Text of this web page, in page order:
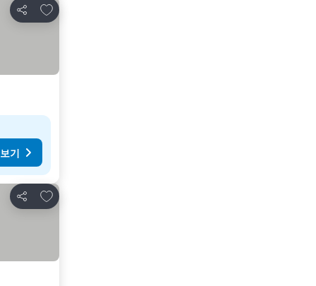
공유
즐겨찾기에 추가
기
공유
즐겨찾기에 추가